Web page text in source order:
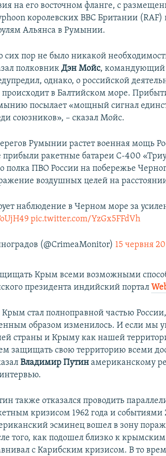
на его восточном фланге, с
королевских ВВС Британии (RAF)
Альянса в Румынии.
сих пор не было никакой
полковник Дэн Мойс, командующий
однако, о российской
происходит в Балтийском море.
посылает «мощный сигнал
союзников», – сказал Мойс.
Румынии растет военная мощь
ракетные батареи С-400
полка ПВО России на побережье
воздушных целей на
наблюдение в Черном море за
pic.twitter.com/YzGx5FFdVh
(@CrimeaMonitor) 15 червня
Крым всеми возможными
президента индийский портал
Крым стал полноправной частью
образом изменилось. И если мы
страны и Крыму как нашей
защищать свою территорию всеми
Владимир Путин американскому
также отказался проводить
кризисом 1962 года и событиями
эсминец вошел в зону
того, как подошел близко к
с Карибским кризисом. В то